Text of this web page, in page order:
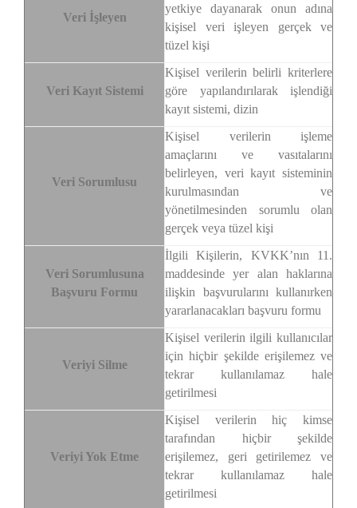
Veri İşleyen
yetkiye dayanarak onun adına
kişisel veri işleyen gerçek ve
tüzel kişi
Veri Kayıt Sistemi
Kişisel verilerin belirli kriterlere
göre yapılandırılarak işlendiği
kayıt sistemi, dizin
Veri Sorumlusu
Kişisel verilerin işleme
amaçlarını ve vasıtalarını
belirleyen, veri kayıt sisteminin
kurulmasından ve
yönetilmesinden sorumlu olan
gerçek veya tüzel kişi
Veri Sorumlusuna
Başvuru Formu
İlgili Kişilerin, KVKK’nın 11.
maddesinde yer alan haklarına
ilişkin başvurularını kullanırken
yararlanacakları başvuru formu
Veriyi Silme
Kişisel verilerin ilgili kullanıcılar
için hiçbir şekilde erişilemez ve
tekrar kullanılamaz hale
getirilmesi
Veriyi Yok Etme
Kişisel verilerin hiç kimse
tarafından hiçbir şekilde
erişilemez, geri getirilemez ve
tekrar kullanılamaz hale
getirilmesi